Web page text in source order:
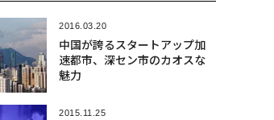
2016.03.20
中国が誇るスタートアップ加
速都市、深セン市のカオスな
魅力
2015.11.25